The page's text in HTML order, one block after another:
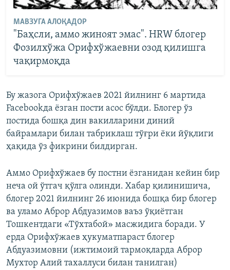
МАВЗУГА АЛОҚАДОР
"Баҳсли, аммо жиноят эмас". HRW блогер
Фозилхўжа Орифхўжаевни озод қилишга
чақирмоқда
Бу жазога Орифхўжаев 2021 йилнинг 6 мартида
Facebookда ёзган пости асос бўлди. Блогер ўз
постида бошқа дин вакилларини диний
байрамлари билан табриклаш тўғри ёки йўқлиги
ҳақида ўз фикрини билдирган.
Аммо Орифхўжаев бу постни ёзганидан кейин бир
неча ой ўтгач қўлга олинди. Хабар қилинишича,
блогер 2021 йилнинг 26 июнида бошқа бир блогер
ва уламо Аброр Абдуазимов ваъз ўқиётган
Тошкентдаги «Тўхтабой» масжидига боради. У
ерда Орифхўжаев ҳукуматпараст блогер
Абдуазимовни (ижтимоий тармоқларда Аброр
Мухтор Алий тахаллуси билан танилган)